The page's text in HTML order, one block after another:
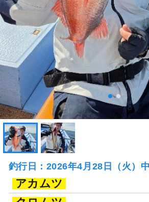
釣行日：2026年4月28日（火）
アカムツ